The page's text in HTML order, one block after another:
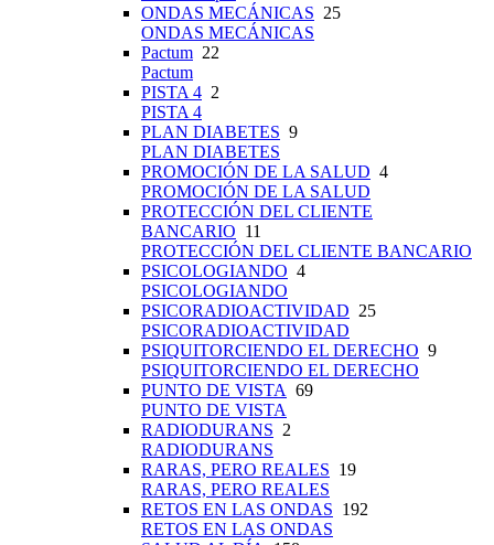
ONDAS MECÁNICAS 25
ONDAS MECÁNICAS
Pactum 22
Pactum
PISTA 4 2
PISTA 4
PLAN DIABETES 9
PLAN DIABETES
PROMOCIÓN DE LA SALUD 4
PROMOCIÓN DE LA SALUD
PROTECCIÓN DEL CLIENTE
BANCARIO 11
PROTECCIÓN DEL CLIENTE BANCARIO
PSICOLOGIANDO 4
PSICOLOGIANDO
PSICORADIOACTIVIDAD 25
PSICORADIOACTIVIDAD
PSIQUITORCIENDO EL DERECHO 9
PSIQUITORCIENDO EL DERECHO
PUNTO DE VISTA 69
PUNTO DE VISTA
RADIODURANS 2
RADIODURANS
RARAS, PERO REALES 19
RARAS, PERO REALES
RETOS EN LAS ONDAS 192
RETOS EN LAS ONDAS